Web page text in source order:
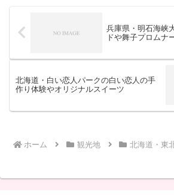
兵庫県・明石海峡
ドや舞子プロムナ
北海道・白い恋人パークの白い恋人の手
作り体験やオリジナルスイーツ
ホーム 観光地 北海道・東